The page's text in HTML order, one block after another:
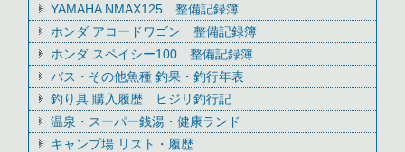
YAMAHA NMAX125 整備記録簿
ホンダ アコードワゴン 整備記録簿
ホンダ スペイシー100 整備記録簿
バス・その他魚種 釣果・釣行年表
釣り具 購入履歴 ヒジリ釣行記
温泉・スーパー銭湯・健康ランド
キャンプ場 リスト・履歴